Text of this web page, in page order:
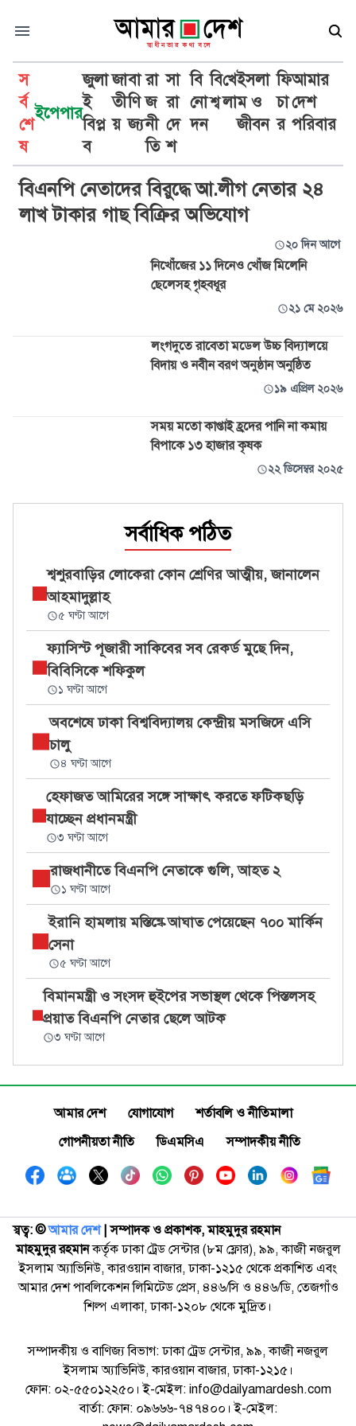
স
র্ব
শে
ষ
ইপেপার
জুলা
ই
বিপ্ল
ব
জা
তী
য়
বা
ণি
জ্য
রা
জ
নী
তি
সা
রা
দে
শ
বি
নো
দন
বি
শ্ব
খে
লা
ইসলা
ম ও
জীবন
ফি
চা
র
আমার
দেশ
পরিবার
লংগদু
বিএনপি নেতাদের বিরুদ্ধে আ.লীগ নেতার ২৪
লাখ টাকার গাছ বিক্রির অভিযোগ
২০ দিন আগে
নিখোঁজের ১১ দিনেও খোঁজ মিলেনি
ছেলেসহ গৃহবধূর
২১ মে ২০২৬
লংগদুতে রাবেতা মডেল উচ্চ বিদ্যালয়ে
বিদায় ও নবীন বরণ অনুষ্ঠান অনুষ্ঠিত
১৯ এপ্রিল ২০২৬
সময় মতো কাপ্তাই হ্রদের পানি না কমায়
বিপাকে ১৩ হাজার কৃষক
২২ ডিসেম্বর ২০২৫
সর্বাধিক পঠিত
শ্বশুরবাড়ির লোকেরা কোন শ্রেণির আত্মীয়, জানালেন
আহমাদুল্লাহ
৫ ঘণ্টা আগে
ফ্যাসিস্ট পূজারী সাকিবের সব রেকর্ড মুছে দিন,
বিবিসিকে শফিকুল
১ ঘণ্টা আগে
অবশেষে ঢাকা বিশ্ববিদ্যালয় কেন্দ্রীয় মসজিদে এসি
চালু
৪ ঘণ্টা আগে
হেফাজত আমিরের সঙ্গে সাক্ষাৎ করতে ফটিকছড়ি
যাচ্ছেন প্রধানমন্ত্রী
৩ ঘণ্টা আগে
রাজধানীতে বিএনপি নেতাকে গুলি, আহত ২
১ ঘণ্টা আগে
ইরানি হামলায় মস্তিষ্কে আঘাত পেয়েছেন ৭০০ মার্কিন
সেনা
৫ ঘণ্টা আগে
বিমানমন্ত্রী ও সংসদ হুইপের সভাস্থল থেকে পিস্তলসহ
প্রয়াত বিএনপি নেতার ছেলে আটক
৩ ঘণ্টা আগে
আমার দেশ যোগাযোগ
শর্তাবলি ও নীতিমালা
গোপনীয়তা নীতি
ডিএমসিএ সম্পাদকীয় নীতি
স্বত্ব: ©️আমার দেশ| সম্পাদক ও প্রকাশক, মাহমুদুর রহমান
মাহমুদুর রহমানকর্তৃক ঢাকা ট্রেড সেন্টার (৮ম ফ্লোর), ৯৯, কাজী নজরুল
ইসলাম অ্যাভিনিউ, কারওয়ান বাজার, ঢাকা-১২১৫ থেকে প্রকাশিত এবং
আমার দেশ পাবলিকেশন লিমিটেড প্রেস, ৪৪৬/সি ও ৪৪৬/ডি, তেজগাঁও
শিল্প এলাকা, ঢাকা-১২০৮ থেকে মুদ্রিত।
সম্পাদকীয় ও বাণিজ্য বিভাগ: ঢাকা ট্রেড সেন্টার, ৯৯, কাজী নজরুল
ইসলাম অ্যাভিনিউ, কারওয়ান বাজার, ঢাকা-১২১৫।
ফোন: ০২-৫৫০১২২৫০। ই-মেইল: info@dailyamardesh.com
বার্তা: ফোন: ০৯৬৬৬-৭৪৭৪০০। ই-মেইল: